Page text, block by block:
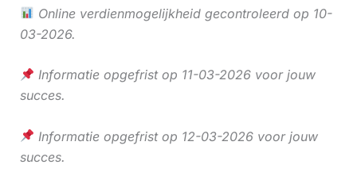
Online verdienmogelijkheid gecontroleerd op 10-
03-2026.
Informatie opgefrist op 11-03-2026 voor jouw
succes.
Informatie opgefrist op 12-03-2026 voor jouw
succes.